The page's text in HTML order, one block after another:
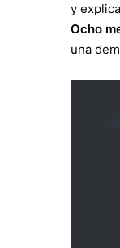
y
Ocho
una